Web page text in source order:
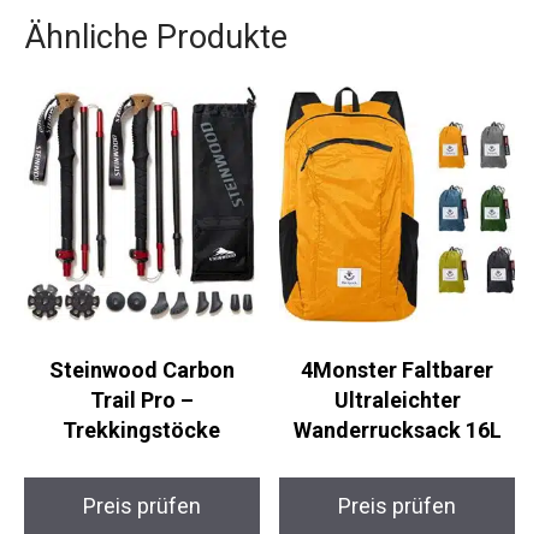
Ähnliche Produkte
Steinwood Carbon
Trail Pro –
Trekkingstöcke
Preis prüfen
4Monster Faltbarer
Ultraleichter
Wanderrucksack 16L
Preis prüfen